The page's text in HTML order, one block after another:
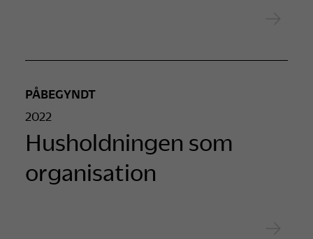
PÅBEGYNDT
2022
Husholdningen som
organisation